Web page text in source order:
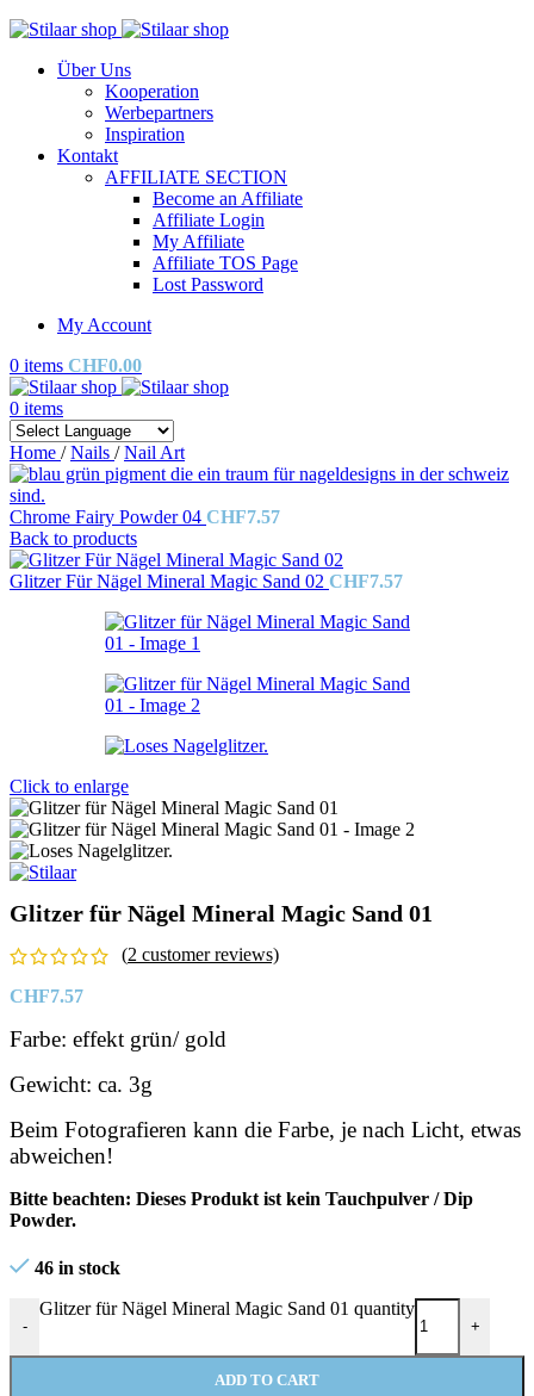
Über Uns
Kooperation
Werbepartners
Inspiration
Kontakt
AFFILIATE SECTION
Become an Affiliate
Affiliate Login
My Affiliate
Affiliate TOS Page
Lost Password
My Account
0 items CHF0.00
0 items
Home / Nails / Nail Art
Chrome Fairy Powder 04 CHF7.57
Back to products
Glitzer Für Nägel Mineral Magic Sand 02 CHF7.57
Click to enlarge
Glitzer für Nägel Mineral Magic Sand 01
(2 customer reviews)
CHF7.57
Farbe: effekt grün/ gold
Gewicht: ca. 3g
Beim Fotografieren kann die Farbe, je nach Licht, etwas
abweichen!
Bitte beachten: Dieses Produkt ist kein Tauchpulver / Dip
Powder.
46 in stock
-
Glitzer für Nägel Mineral Magic Sand 01 quantity
+
ADD TO CART